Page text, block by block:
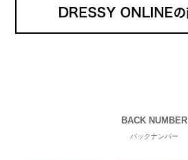
BACK NUMBER
バックナンバー